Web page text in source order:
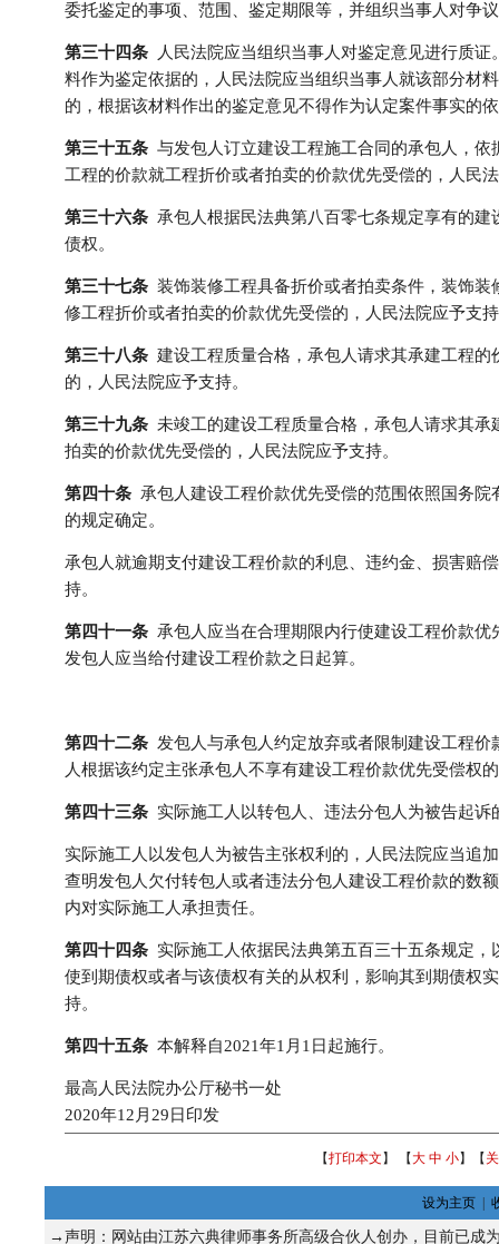
委托鉴定的事项、范围、鉴定期限等，并组织当事人对争
第三十四条 人民法院应当组织当事人对鉴定意见进行质
料作为鉴定依据的，人民法院应当组织当事人就该部分材
的，根据该材料作出的鉴定意见不得作为认定案件事实的
第三十五条 与发包人订立建设工程施工合同的承包人，
工程的价款就工程折价或者拍卖的价款优先受偿的，人民
第三十六条 承包人根据民法典第八百零七条规定享有的
债权。
第三十七条 装饰装修工程具备折价或者拍卖条件，装饰
修工程折价或者拍卖的价款优先受偿的，人民法院应予支
第三十八条 建设工程质量合格，承包人请求其承建工程
的，人民法院应予支持。
第三十九条 未竣工的建设工程质量合格，承包人请求其
拍卖的价款优先受偿的，人民法院应予支持。
第四十条 承包人建设工程价款优先受偿的范围依照国务
的规定确定。
承包人就逾期支付建设工程价款的利息、违约金、损害赔
持。
第四十一条 承包人应当在合理期限内行使建设工程价款
发包人应当给付建设工程价款之日起算。
第四十二条 发包人与承包人约定放弃或者限制建设工程
人根据该约定主张承包人不享有建设工程价款优先受偿权
第四十三条 实际施工人以转包人、违法分包人为被告起
实际施工人以发包人为被告主张权利的，人民法院应当追
查明发包人欠付转包人或者违法分包人建设工程价款的数
内对实际施工人承担责任。
第四十四条 实际施工人依据民法典第五百三十五条规定
使到期债权或者与该债权有关的从权利，影响其到期债权
持。
第四十五条 本解释自2021年1月1日起施行。
最高人民法院办公厅秘书一处
2020年12月29日印发
【打印本文 】 【大 中 小】【
设为主页
→声明：网站由江苏六典律师事务所高级合伙人创办，目前已成